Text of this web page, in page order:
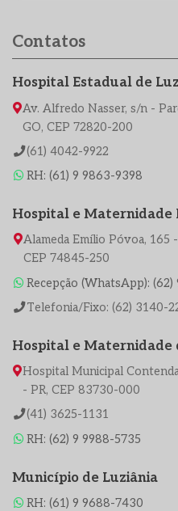
Contatos
Hospital Estadual de
Av. Alfredo Nasser, s/n -
GO, CEP 72820-200
(61) 4042-9922
RH: (61) 9 9863-9398
Hospital e Maternidade
Alameda Emílio Póvoa, 165
CEP 74845-250
Recepção (WhatsApp):
Telefonia/Fixo: (62) 3140-
Hospital e Maternidade
Hospital Municipal
- PR, CEP 83730-000
(41) 3625-1131
RH: (62) 9 9988-5735
Município de Luziânia
RH: (61) 9 9688-7430